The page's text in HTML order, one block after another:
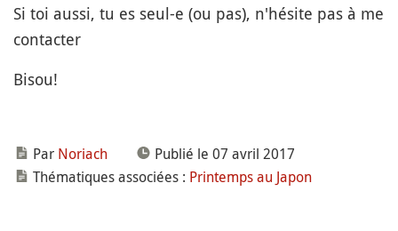
Si toi aussi, tu es seul-e (ou pas), n'hésite pas à me
contacter
Bisou!
Par Noriach
Publié le 07 avril 2017
Thématiques associées : Printemps au Japon